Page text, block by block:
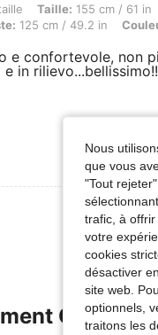
155 cm / 61 in, Poids:
Taille: 155 cm / 61 in
125 cm / 49.2 in
e confortevole, non
in
Voir
Nous
que vous
"Tout
trafic, à
votre
cookies
désactiver
site web.
optionnels,
traitons les